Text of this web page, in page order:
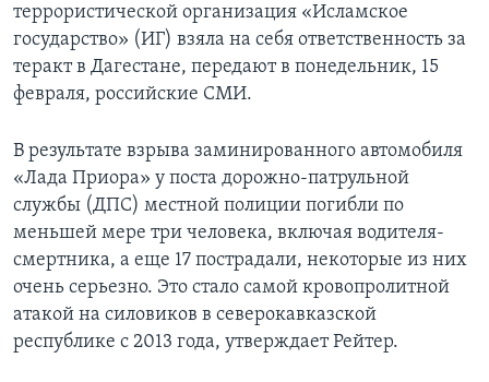
террористической организация «Исламское
государство» (ИГ) взяла на себя ответственность за
теракт в Дагестане, передают в понедельник, 15
февраля, российские СМИ.
В результате взрыва заминированного автомобиля
«Лада Приора» у поста дорожно-патрульной
службы (ДПС) местной полиции погибли по
меньшей мере три человека, включая водителя-
смертника, а еще 17 пострадали, некоторые из них
очень серьезно. Это стало самой кровопролитной
атакой на силовиков в северокавказской
республике с 2013 года, утверждает Рейтер.